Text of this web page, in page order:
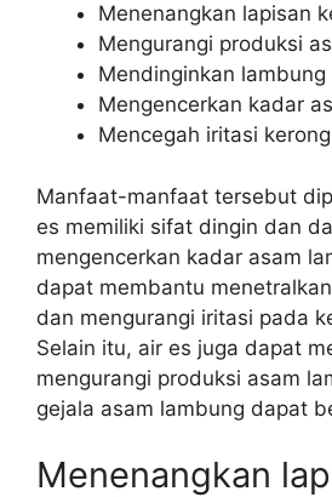
Menenangkan lapisan
Mengurangi produksi
Mendinginkan lambung
Mengencerkan kadar
Mencegah iritasi
Manfaat-manfaat tersebut
es memiliki sifat dingin dan
mengencerkan kadar asam
dapat membantu
dan mengurangi iritasi pada
Selain itu, air es juga dapat
mengurangi produksi asam
gejala asam lambung dapat
Menenangkan